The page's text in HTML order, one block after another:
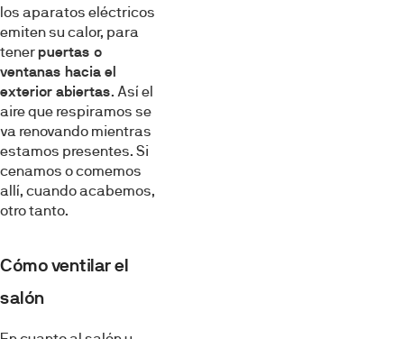
los aparatos eléctricos
emiten su calor, para
tenerpuertas o
ventanas hacia el
exterior abiertas. Así el
aire que respiramos se
va renovando mientras
estamos presentes. Si
cenamos o comemos
allí, cuando acabemos,
otro tanto.
Cómo ventilar el
salón